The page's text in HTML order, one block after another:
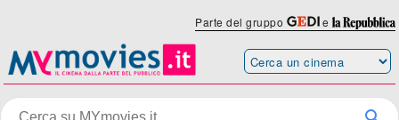
Parte del gruppo e